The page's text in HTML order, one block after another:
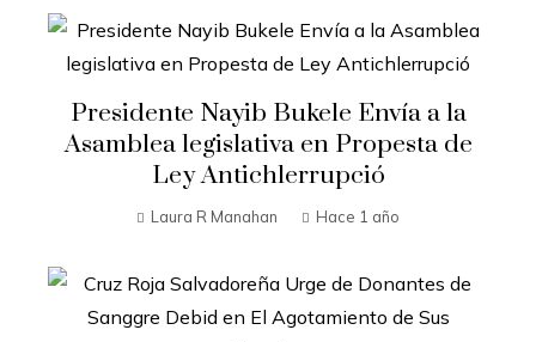
Presidente Nayib Bukele Envía a la
Asamblea legislativa en Propesta de
Ley Antichlerrupció
Laura R Manahan Hace 1 año